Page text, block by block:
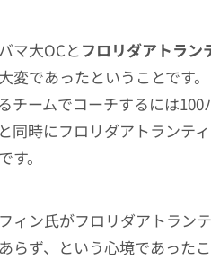
マ大OCとフロリダアトラン
変であったということです
チームでコーチするには
同時にフロリダアトランテ
。
ィン氏がフロリダアトラン
らず、という心境であった